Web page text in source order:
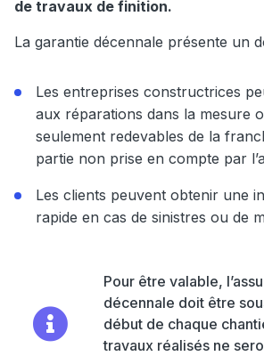
de travaux de finition.
La garantie décennale présente un
Les entreprises constructrices
aux réparations dans la mesure
seulement redevables de la
partie non prise en compte par
Les clients peuvent obtenir une
rapide en cas de sinistres ou de
Pour être valable,
décennale doit être
début de chaque
travaux réalisés ne